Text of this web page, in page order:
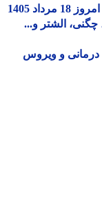
جدول قطعی برق دورود، بروجرد و خرم آباد امروز 18 مرداد 1405
الشتر و...
و ویروس